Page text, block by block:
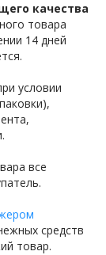
качества
товара
14 дней
условии
все
средств
товар.